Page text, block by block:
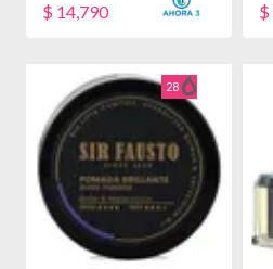
$ 14,790 $
28